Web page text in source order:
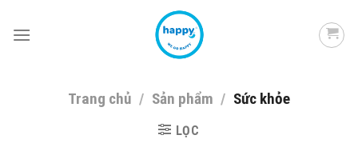
Trang chủ / Sản phẩm / Sức khỏe
LỌC